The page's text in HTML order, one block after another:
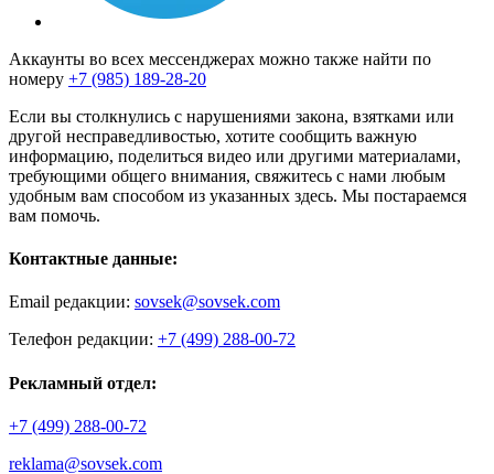
Аккаунты во всех мессенджерах можно также найти по
номеру +7 (985) 189-28-20
Если вы столкнулись с нарушениями закона, взятками или
другой несправедливостью, хотите сообщить важную
информацию, поделиться видео или другими материалами,
требующими общего внимания, свяжитесь с нами любым
удобным вам способом из указанных здесь. Мы постараемся
вам помочь.
Контактные данные:
Email редакции: sovsek@sovsek.com
Телефон редакции: +7 (499) 288-00-72
Рекламный отдел:
+7 (499) 288-00-72
reklama@sovsek.com